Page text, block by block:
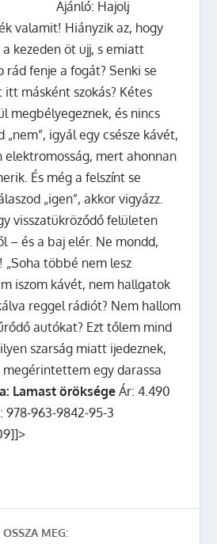
Ajánló: Hajolj
valamit! Hiányzik az, hogy
kezeden öt ujj, s emiatt
rád fenje a fogát? Senki se
másként szokás? Kétes
megbélyegeznek, és nincs
„nem”, igyál egy csésze kávét,
elektromosság, mert ahonnan
És még a felszínt se
„igen”, akkor vigyázz.
visszatükröződő felületen
– és a baj elér. Ne mondd,
„Soha többé nem lesz
iszom kávét, nem hallgatok
reggel rádiót? Nem hallom
autókat? Ezt tőlem mind
szarság miatt ijedeznek,
megérintettem egy darassa
Lamast öröksége Ár: 4.490
978-963-9842-95-3
OSSZA MEG: